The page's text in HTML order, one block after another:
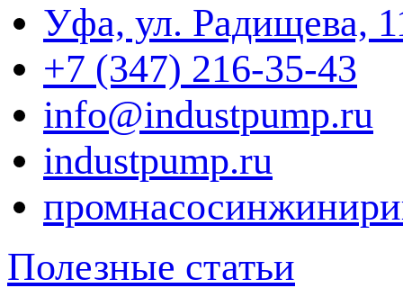
Уфа, ул. Радищева,
+7 (347) 216-35-43
info@industpump.ru
industpump.ru
Полезные статьи